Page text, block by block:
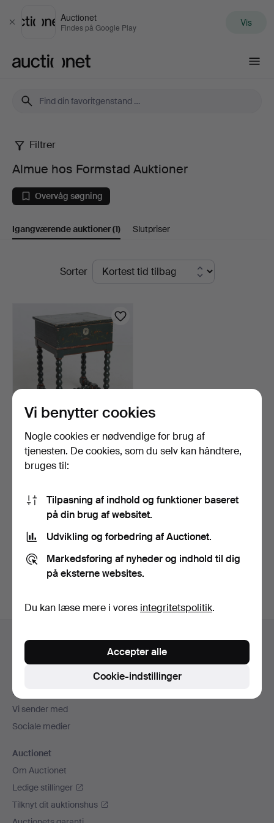
Luk
Auctionet
Findes på Google Play Vis
Almue
hos
Formstad
Auktioner
Filtrer
Almue hos Formstad Auktioner
Overvåg søgning
Igangværende auktioner(1) Slutpriser
Igangværende
Sorter
SKRIN på ben, almue,
1800-tallet.
6 dage
Overvåg søgning
auktioner.
Hjælp og kontaktoplysninger
Kontakt supporten
Betalingsmuligheder
Vi sender med
Sociale medier
Auctionet
Om Auctionet
Ledige stillinger
Tilknyt dit auktionshus
Vi benytter cookies
Nogle cookies er nødvendige for brug af
tjenesten. De cookies, som du selv kan håndtere,
bruges til:
Tilpasning af indhold og funktioner baseret
på din brug af websitet.
Udvikling og forbedring af Auctionet.
Markedsføring af nyheder og indhold til dig
på eksterne websites.
Du kan læse mere i vores integritetspolitik.
Cookie-indstillinger
Accepter alle